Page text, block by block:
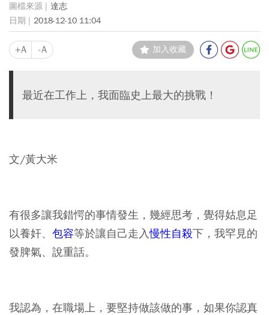
達志
2018-12-10 11:04
+A -A 加入收藏
最近在工作上，我面臨史上最大的挑戰！
文/黃大米
有很多讓我錯愕的事情發生，幾經思考，覺得姑息足
以養奸、 包容等於讓自己走入慢性自殺下，我罕見的
發脾氣、說重話。
我認為，在職場上，要堅持做該做的事，如果你認真